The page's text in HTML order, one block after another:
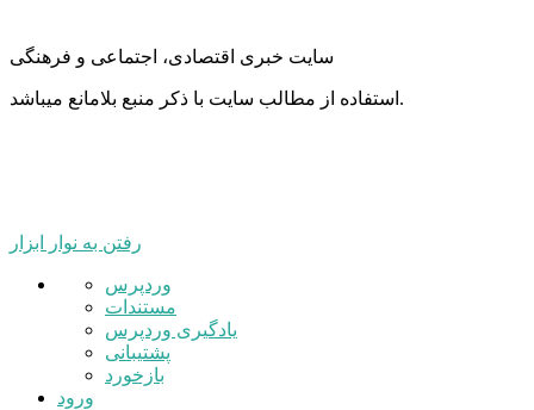
سایت خبری اقتصادی، اجتماعی و فرهنگی
استفاده از مطالب سایت با ذکر منبع بلامانع میباشد.
رفتن به نوار ابزار
درباره
وردپرس
وردپرس
مستندات
یادگیری وردپرس
پشتیبانی
بازخورد
ورود